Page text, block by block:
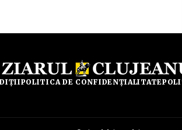
POLITICA DE CONFIDENȚIALITATE